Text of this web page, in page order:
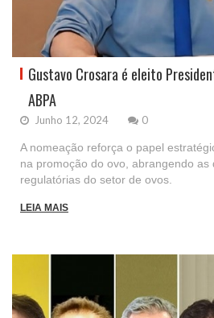
Gustavo Crosara é eleito
ABPA
Junho 12, 2024 0
A nomeação reforça o papel
na promoção do ovo, abrangendo as
regulatórias do setor de ovos.
LEIA MAIS